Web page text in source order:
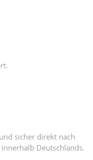
sicher direkt nach
Deutschlands.